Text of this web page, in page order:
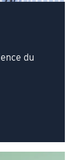
du